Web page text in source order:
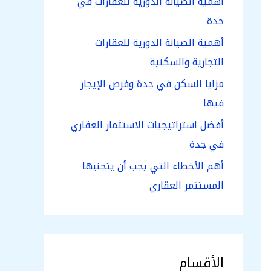
جدة
أهمية الصيانة الدورية للعقارات
التجارية والسكنية
مزايا السكن في جدة وفرص الإيجار
فيها
أفضل استراتيجيات الاستثمار العقاري
في جدة
أهم الأخطاء التي يجب أن يتجنبها
المستثمر العقاري
الأقسام